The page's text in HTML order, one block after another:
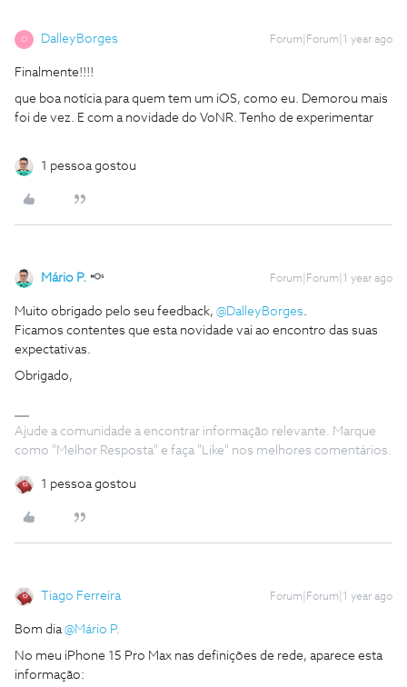
D DalleyBorges Forum|Forum|1 year ago
Finalmente!!!!
que boa notícia para quem tem um iOS, como eu. Demorou mais
foi de vez. E com a novidade do VoNR. Tenho de experimentar
1 pessoa gostou
Mário P. Forum|Forum|1 year ago
Muito obrigado pelo seu feedback, ​ @DalleyBorges.
Ficamos contentes que esta novidade vai ao encontro das suas
expectativas.
Obrigado,
Ajude a comunidade a encontrar informação relevante. Marque
como "Melhor Resposta" e faça "Like" nos melhores comentários.
1 pessoa gostou
Tiago Ferreira Forum|Forum|1 year ago
Bom dia ​@Mário P.
No meu iPhone 15 Pro Max nas definições de rede, aparece esta
informação: